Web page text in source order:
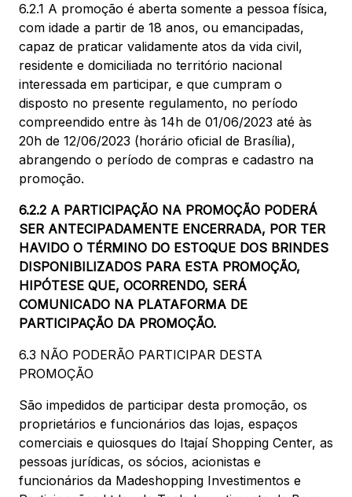
6.2.1 A promoção é aberta somente a pessoa física,
com idade a partir de 18 anos, ou emancipadas,
capaz de praticar validamente atos da vida civil,
residente e domiciliada no território nacional
interessada em participar, e que cumpram o
disposto no presente regulamento, no período
compreendido entre às 14h de 01/06/2023 até às
20h de 12/06/2023 (horário oficial de Brasília),
abrangendo o período de compras e cadastro na
promoção.
6.2.2 A PARTICIPAÇÃO NA PROMOÇÃO PODERÁ
SER ANTECIPADAMENTE ENCERRADA, POR TER
HAVIDO O TÉRMINO DO ESTOQUE DOS BRINDES
DISPONIBILIZADOS PARA ESTA PROMOÇÃO,
HIPÓTESE QUE, OCORRENDO, SERÁ
COMUNICADO NA PLATAFORMA DE
PARTICIPAÇÃO DA PROMOÇÃO.
6.3 NÃO PODERÃO PARTICIPAR DESTA
PROMOÇÃO
São impedidos de participar desta promoção, os
proprietários e funcionários das lojas, espaços
comerciais e quiosques do Itajaí Shopping Center, as
pessoas jurídicas, os sócios, acionistas e
funcionários da Madeshopping Investimentos e